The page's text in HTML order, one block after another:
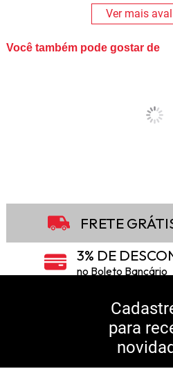
Ver mais
Você também pode gostar de
FRETE
3% DE
no Boleto Bancário
5% DE
10% DE
Consulte
para